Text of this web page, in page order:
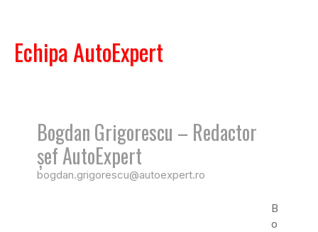
Echipa AutoExpert
Bogdan Grigorescu – Redactor
șef AutoExpert
bogdan.grigorescu@autoexpert.ro
B
o